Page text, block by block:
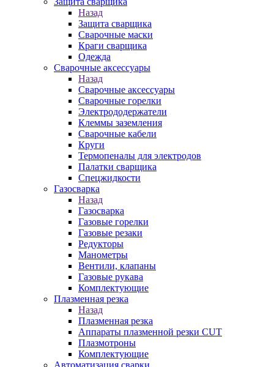
Назад
Защита сварщика
Сварочные маски
Краги сварщика
Одежда
Сварочные аксессуары
Назад
Сварочные аксессуары
Сварочные горелки
Электрододержатели
Клеммы заземления
Сварочные кабели
Круги
Термопеналы для электродов
Палатки сварщика
Спецжидкости
Газосварка
Назад
Газосварка
Газовые горелки
Газовые резаки
Редукторы
Манометры
Вентили, клапаны
Газовые рукава
Комплектующие
Плазменная резка
Назад
Плазменная резка
Аппараты плазменной резки CUT
Плазмотроны
Комплектующие
Автоматизация сварки